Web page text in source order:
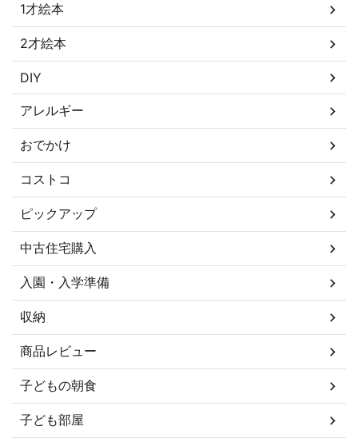
1才絵本
2才絵本
DIY
アレルギー
おでかけ
コストコ
ピックアップ
中古住宅購入
入園・入学準備
収納
商品レビュー
子どもの朝食
子ども部屋